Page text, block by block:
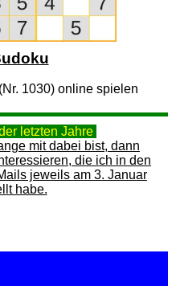
1030) online spielen
letzten Jahre
mit dabei bist, dann
die ich in den
jeweils am 3. Januar
habe.